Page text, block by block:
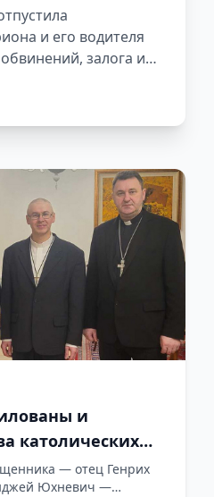
и его водителя
залога и
в котором,
нашли контейнеры
и
католических
— отец Генрих
Юхневич —